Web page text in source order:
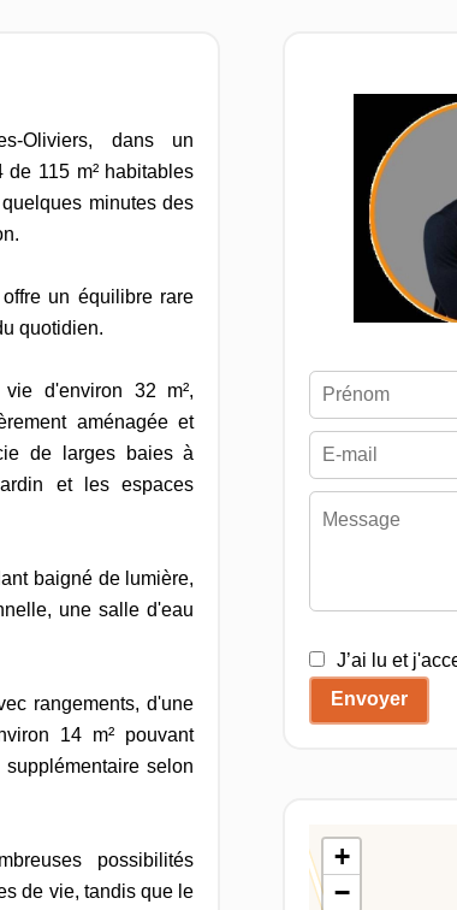
Oliviers, dans un
115 m² habitables
minutes des
un équilibre rare
quotidien.
d'environ 32 m²,
aménagée et
de larges baies à
et les espaces
baigné de lumière,
une salle d'eau
rangements, d'une
14 m² pouvant
selon
possibilités
de vie, tandis que le
J’ai lu et
Envoyer
+
−